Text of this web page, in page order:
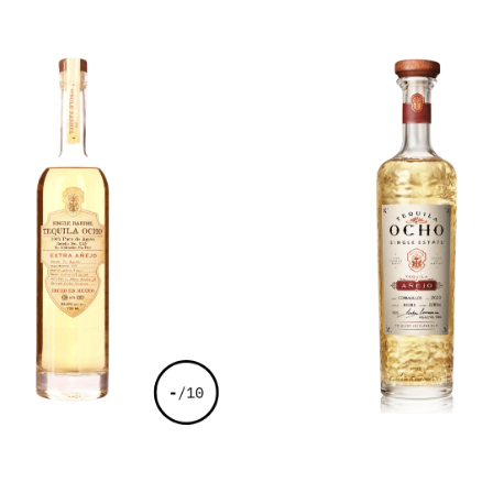
€ 129,00 €69,00